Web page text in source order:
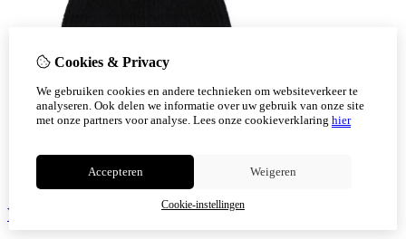
Wintermuts basic kleur zwart
Cookies & Privacy
We gebruiken cookies en andere technieken om websiteverkeer te
analyseren. Ook delen we informatie over uw gebruik van onze site
met onze partners voor analyse. Lees onze cookieverklaring hier
Accepteren Weigeren
Cookie-instellingen